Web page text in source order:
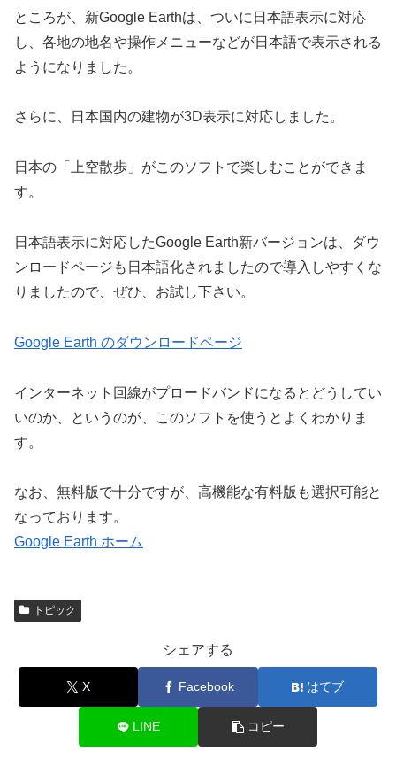
ところが、新Google Earthは、ついに日本語表示に対応
し、各地の地名や操作メニューなどが日本語で表示される
ようになりました。
さらに、日本国内の建物が3D表示に対応しました。
日本の「上空散歩」がこのソフトで楽しむことができま
す。
日本語表示に対応したGoogle Earth新バージョンは、ダウ
ンロードページも日本語化されましたので導入しやすくな
りましたので、ぜひ、お試し下さい。
Google Earth のダウンロードページ
インターネット回線がプロードバンドになるとどうしてい
いのか、というのが、このソフトを使うとよくわかりま
す。
なお、無料版で十分ですが、高機能な有料版も選択可能と
なっております。
Google Earth ホーム
トピック
シェアする
X Facebook はてブ
LINE コピー